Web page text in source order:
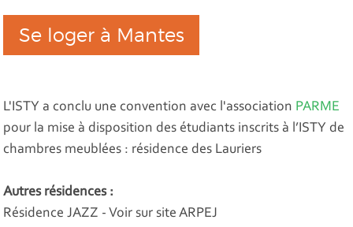
Se loger à Mantes
L'ISTY a conclu une convention avec l'association PARME
pour la mise à disposition des étudiants inscrits à l’ISTY de
chambres meublées : résidence des Lauriers
Autres résidences :
Résidence JAZZ - Voir sur site ARPEJ